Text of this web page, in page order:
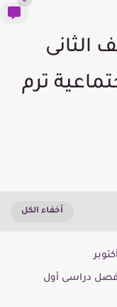
ترم
دراسى أول